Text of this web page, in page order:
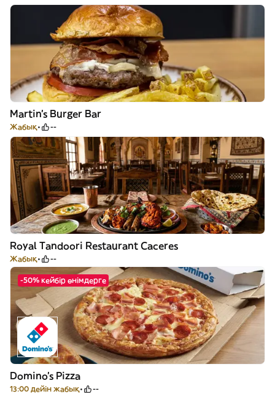
Martin's Burger Bar
Жабық --
Royal Tandoori Restaurant Caceres
Жабық --
-50% кейбір өнімдерге
Domino's Pizza
13:00 дейін жабық --